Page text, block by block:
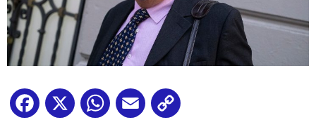
Facebook
X WhatsApp
Email